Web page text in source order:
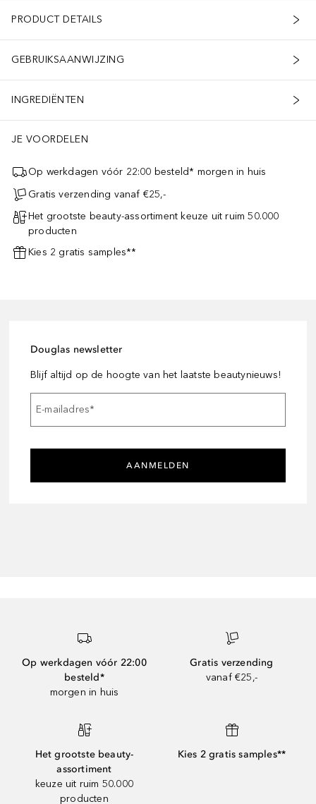
PRODUCT DETAILS
GEBRUIKSAANWIJZING
INGREDIËNTEN
JE VOORDELEN
Op werkdagen vóór 22:00 besteld* morgen in huis
Gratis verzending vanaf €25,-
Het grootste beauty-assortiment keuze uit ruim 50.000
producten
Kies 2 gratis samples**
Douglas newsletter
Blijf altijd op de hoogte van het laatste beautynieuws!
E-mailadres*
AANMELDEN
Op werkdagen vóór 22:00
besteld*
morgen in huis
Gratis verzending
vanaf €25,-
Het grootste beauty-
assortiment
keuze uit ruim 50.000
producten
Kies 2 gratis samples**